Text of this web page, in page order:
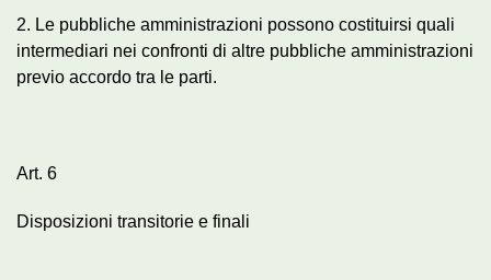
2. Le pubbliche amministrazioni possono costituirsi quali
intermediari nei confronti di altre pubbliche amministrazioni
previo accordo tra le parti.
Art. 6
Disposizioni transitorie e finali